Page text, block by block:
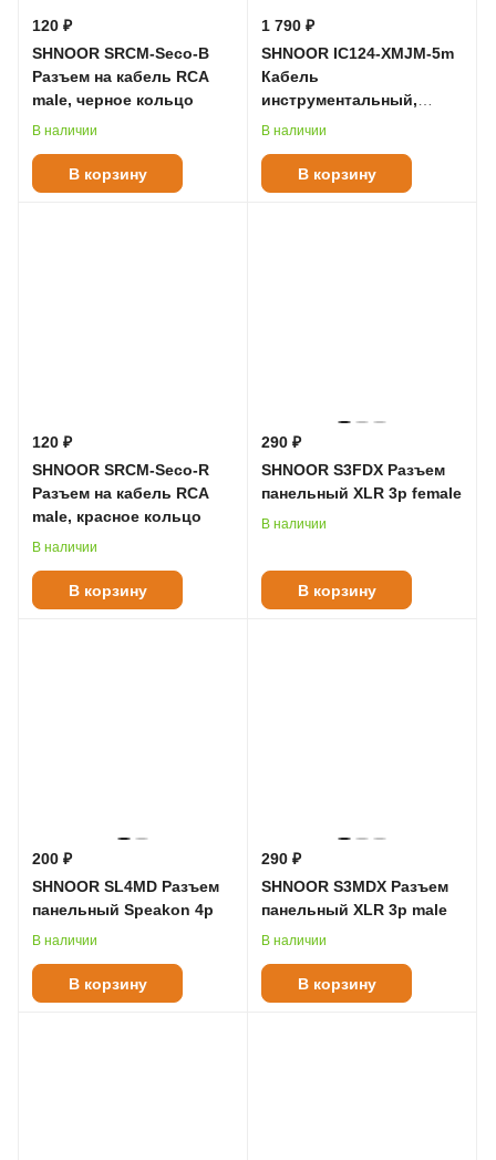
120 ₽
SHNOOR SRCM-Seco-B
Разъем на кабель RCA
male, черное кольцо
В наличии
В корзину
1 790 ₽
SHNOOR IC124-XMJM-5m
Кабель
инструментальный,
XLRM-6.35мм моно, 5м
В наличии
В корзину
120 ₽
SHNOOR SRCM-Seco-R
Разъем на кабель RCA
male, красное кольцо
В наличии
В корзину
290 ₽
SHNOOR S3FDX Разъем
панельный XLR 3p female
В наличии
В корзину
200 ₽
SHNOOR SL4MD Разъем
панельный Speakon 4p
В наличии
В корзину
290 ₽
SHNOOR S3MDX Разъем
панельный XLR 3p male
В наличии
В корзину